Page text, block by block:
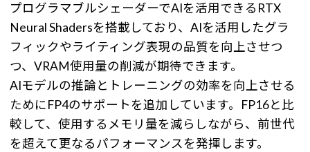
プログラマブルシェーダーでAIを活用できるRTX
Neural Shadersを搭載しており、AIを活用したグラ
フィックやライティング表現の品質を向上させつ
つ、VRAM使用量の削減が期待できます。
AIモデルの推論とトレーニングの効率を向上させる
ためにFP4のサポートを追加しています。FP16と比
較して、使用するメモリ量を減らしながら、前世代
を超えて更なるパフォーマンスを発揮します。